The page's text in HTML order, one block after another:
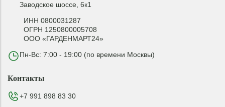
Заводское шоссе, 6к1
ИНН 0800031287
ОГРН 1250800005708
ООО «ГАРДЕНМАРТ24»
Пн-Вс: 7:00 - 19:00 (по времени Москвы)
Контакты
+7 991 898 83 30